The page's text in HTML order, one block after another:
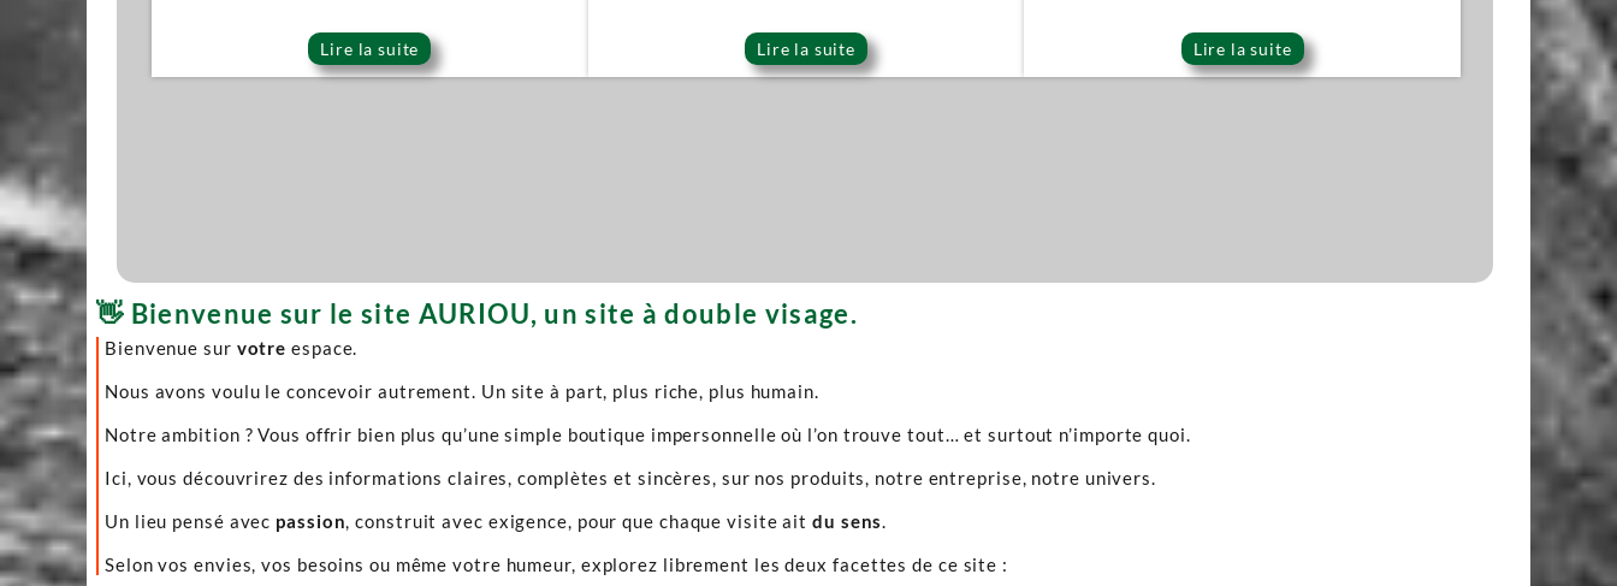
Lire la suite Lire la suite Lire la suite
👋 Bienvenue sur le site AURIOU, un site à double visage.
Bienvenue sur votreespace.
Nous avons voulu le concevoir autrement. Un site à part, plus riche, plus humain.
Notre ambition ? Vous offrir bien plus qu’une simple boutique impersonnelle où l’on trouve tout… et surtout n’importe quoi.
Ici, vous découvrirez des informations claires, complètes et sincères, sur nos produits, notre entreprise, notre univers.
Un lieu pensé avec passion, construit avec exigence, pour que chaque visite aitdu sens.
Selon vos envies, vos besoins ou même votre humeur, explorez librement les deux facettes de ce site :